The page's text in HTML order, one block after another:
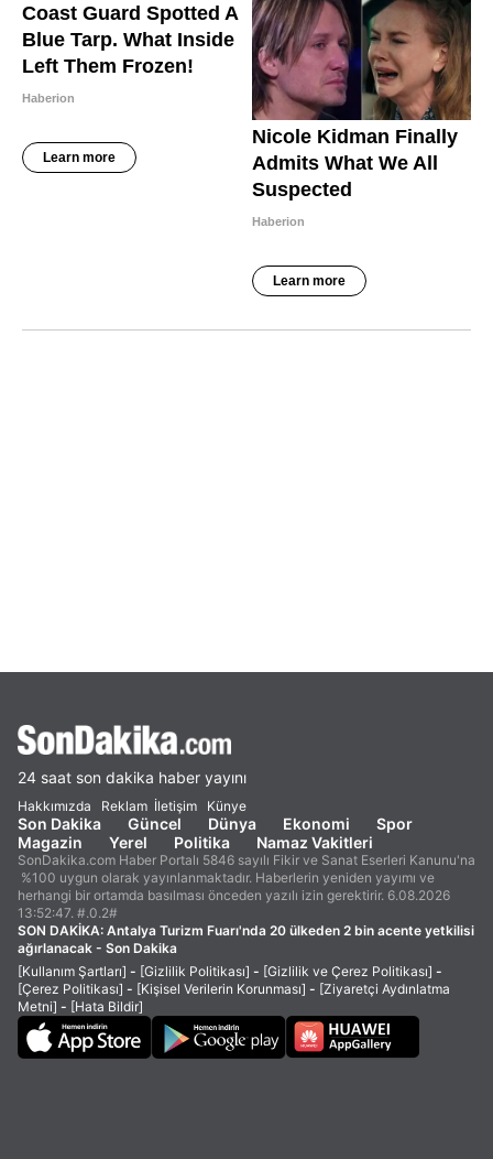
24 saat son dakika haber yayını
Hakkımızda Reklam İletişim Künye
Son Dakika Güncel Dünya Ekonomi
Spor
Magazin
Yerel Politika Namaz Vakitleri
SonDakika.com Haber Portalı 5846 sayılı Fikir ve Sanat Eserleri Kanunu'na
%100 uygun olarak yayınlanmaktadır. Haberlerin yeniden yayımı ve
herhangi bir ortamda basılması önceden yazılı izin gerektirir. 6.08.2026
13:52:47. #.0.2#
SON DAKİKA: Antalya Turizm Fuarı'nda 20 ülkeden 2 bin acente yetkilisi
ağırlanacak - Son Dakika
[Kullanım Şartları] - [Gizlilik Politikası] - [Gizlilik ve Çerez Politikası] -
[Çerez Politikası] - [Kişisel Verilerin Korunması] - [Ziyaretçi Aydınlatma
Metni] - [Hata Bildir]